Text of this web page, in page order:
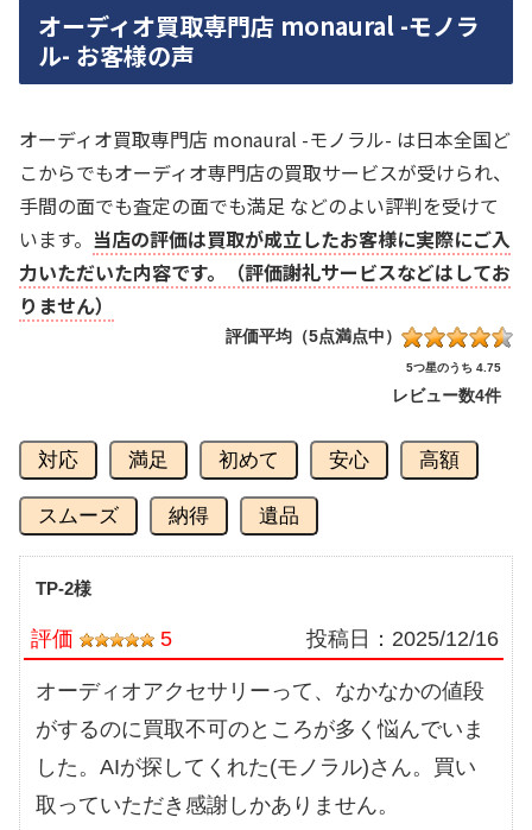
オーディオ買取専門店 monaural -モノラ
ル- お客様の声
オーディオ買取専門店 monaural -モノラル- は日本全国ど
こからでもオーディオ専門店の買取サービスが受けられ、
手間の面でも査定の面でも満足 などのよい評判を受けて
います。 当店の評価は買取が成立したお客様に実際にご入
力いただいた内容です。（評価謝礼サービスなどはしてお
りません）
評価平均（5点満点中）
5つ星のうち 4.75
レビュー数4件
対応 満足 初めて 安心 高額
スムーズ 納得 遺品
TP-2様
評価 5 投稿日： 2025/12/16
オーディオアクセサリーって、なかなかの値段
がするのに買取不可のところが多く悩んでいま
した。AIが探してくれた(モノラル)さん。買い
取っていただき感謝しかありません。